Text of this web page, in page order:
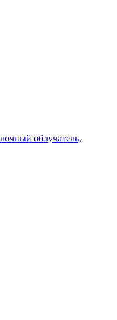
облучатель,